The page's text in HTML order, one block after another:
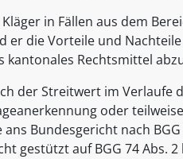
in Fällen aus dem
er die Vorteile und
kantonales Rechtsmittel
der Streitwert im Verlaufe
oder
ans Bundesgericht nach
gestützt auf BGG 74 Abs. 2